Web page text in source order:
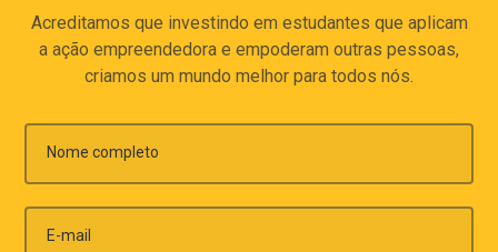
Acreditamos que investindo em estudantes que aplicam
a ação empreendedora e empoderam outras pessoas,
criamos um mundo melhor para todos nós.
Nome completo
E-mail